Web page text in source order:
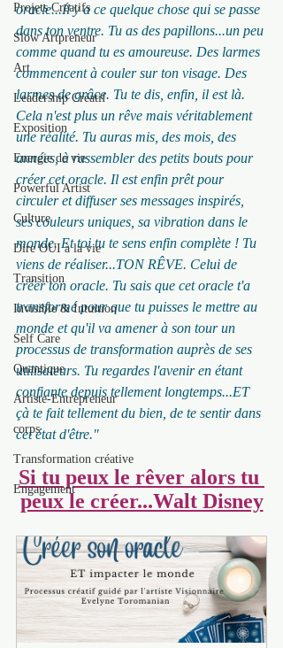
Projets Créatifs
Slow Artpreneur
Art
Leadership Créatif
Exposition
Energie de vie
Powerful Artist
Culture
Dire OUI à la vie
Transition
Invisible & Intuition
Self Care
Quantique
Artiste-Entrepreneur
corps
Transformation créative
Engagement
oracle...Il y a ce quelque chose qui se passe
dans ton ventre. Tu as des papillons...un peu
comme quand tu es amoureuse. Des larmes
commencent à couler sur ton visage. Des
larmes de grâce. Tu te dis, enfin, il est là.
Cela n'est plus un rêve mais véritablement
une réalité. Tu auras mis, des mois, des
années, à rassembler des petits bouts pour
créer cet oracle. Il est enfin prêt pour
circuler et diffuser ses messages inspirés,
ses couleurs uniques, sa vibration dans le
monde. Et toi tu te sens enfin complète ! Tu
viens de réaliser...TON RÊVE. Celui de
créer ton oracle. Tu sais que cet oracle t'a
transformé pour que tu puisses le mettre au
monde et qu'il va amener à son tour un
processus de transformation auprès de ses
utilisateurs. Tu regardes l'avenir en étant
confiante depuis tellement longtemps...ET
çà te fait tellement du bien, de te sentir dans
cet état d'être."
Si tu peux le rêver alors tu
peux le créer...Walt Disney